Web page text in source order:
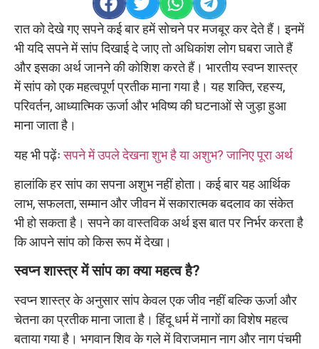
रात को देखे गए सपने कई बार हमें सोचने पर मजबूर कर देते हैं। इनमें
भी यदि सपने में सांप दिखाई दे जाए तो अधिकांश लोग घबरा जाते हैं
और इसका अर्थ जानने की कोशिश करते हैं। भारतीय स्वप्न शास्त्र
में सांप को एक महत्वपूर्ण प्रतीक माना गया है। यह शक्ति, रहस्य,
परिवर्तन, आध्यात्मिक ऊर्जा और भविष्य की घटनाओं से जुड़ा हुआ
माना जाता है।
यह भी पढ़ेंःसपने में उपले देखना शुभ है या अशुभ? जानिए पूरा अर्थ
हालांकि हर सांप का सपना अशुभ नहीं होता। कई बार यह आर्थिक
लाभ, सफलता, सम्मान और जीवन में सकारात्मक बदलाव का संकेत
भी हो सकता है। सपने का वास्तविक अर्थ इस बात पर निर्भर करता है
कि आपने सांप को किस रूप में देखा।
स्वप्न शास्त्र में सांप का क्या महत्व है?
स्वप्न शास्त्र के अनुसार सांप केवल एक जीव नहीं बल्कि ऊर्जा और
चेतना का प्रतीक माना जाता है। हिंदू धर्म में नागों का विशेष महत्व
बताया गया है। भगवान शिव के गले में विराजमान नाग और नाग पंचमी